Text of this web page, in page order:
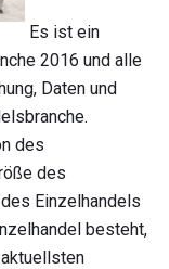
Es ist ein
2016 und alle
Daten und
des
des
Einzelhandels
besteht,